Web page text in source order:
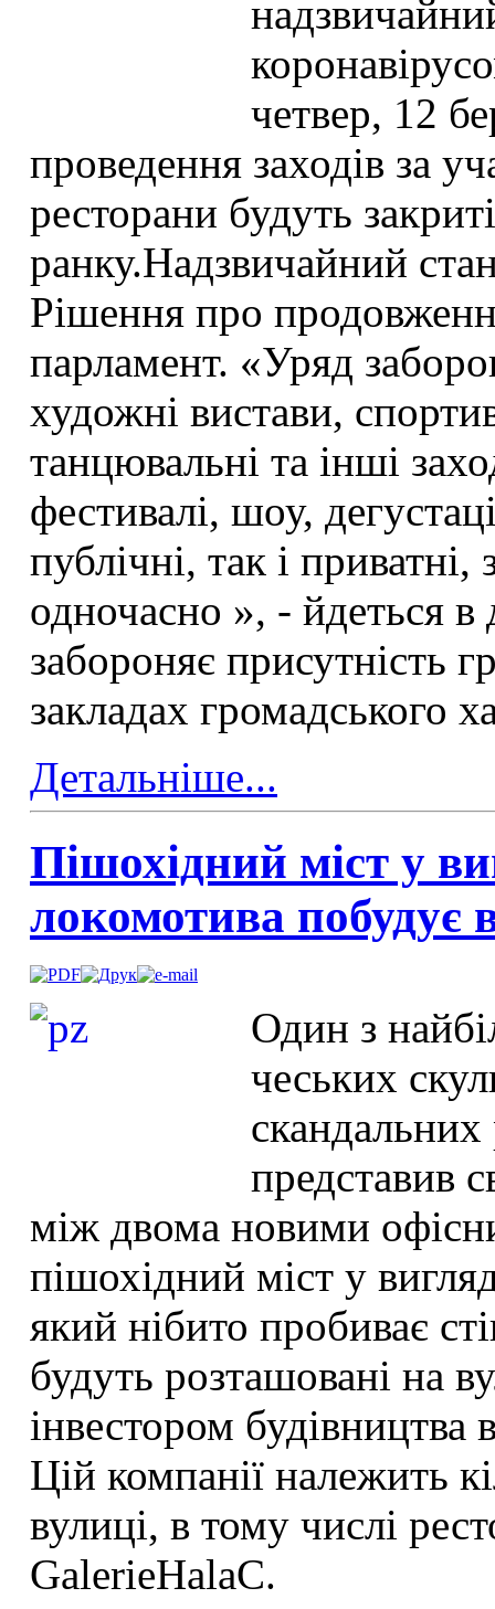
четвер, 12
проведення заходів за
ресторани будуть
ранку.Надзвичайний
Рішення про
парламент. «Уряд
художні вистави,
танцювальні та інші
фестивалі, шоу,
публічні, так і
одночасно », - йдеться
забороняє присутність
закладах громадського
Детальніше...
Пішохідний міст у
локомотива побудує
Один з
чеських
представив
між двома новими
пішохідний міст у
який нібито пробиває
будуть розташовані на
інвестором
Цій компанії належить
вулиці, в тому числі
GalerieHalaC.